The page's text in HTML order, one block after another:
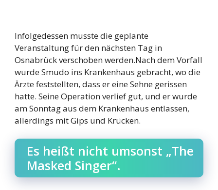
Infolgedessen musste die geplante
Veranstaltung für den nächsten Tag in
Osnabrück verschoben werden.Nach dem Vorfall
wurde Smudo ins Krankenhaus gebracht, wo die
Ärzte feststellten, dass er eine Sehne gerissen
hatte. Seine Operation verlief gut, und er wurde
am Sonntag aus dem Krankenhaus entlassen,
allerdings mit Gips und Krücken.
Es heißt nicht umsonst „The
Masked Singer“.